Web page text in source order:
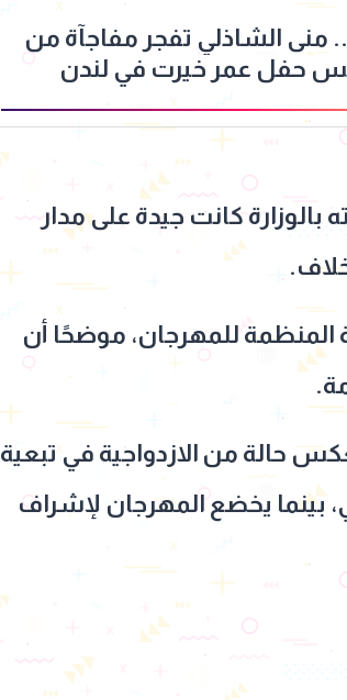
منى الشاذلي تفجر مفاجآة من
حفل عمر خيرت في لندن
بالوزارة كانت جيدة على مدار
المنظمة للمهرجان، موضحًا أن
حالة من الازدواجية في تبعية
بينما يخضع المهرجان لإشراف